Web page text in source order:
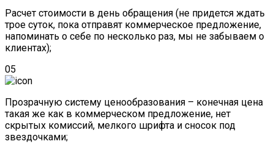
Расчет стоимости в день обращения (не придется ждать
трое суток, пока отправят коммерческое предложение,
напоминать о себе по несколько раз, мы не забываем о
клиентах);
05
Прозрачную систему ценообразования – конечная цена
такая же как в коммерческом предложение, нет
скрытых комиссий, мелкого шрифта и сносок под
звездочками;